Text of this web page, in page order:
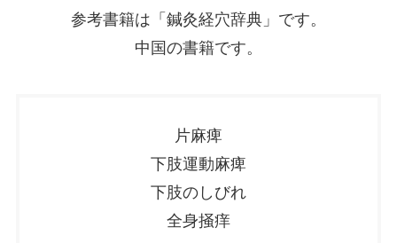
参考書籍は「鍼灸経穴辞典」です。
中国の書籍です。
片麻痺
下肢運動麻痺
下肢のしびれ
全身掻痒